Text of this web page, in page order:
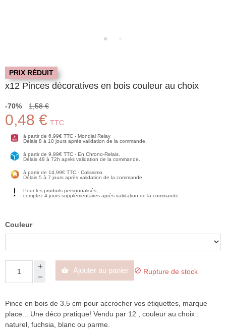
PRIX RÉDUIT
x12 Pinces décoratives en bois couleur au choix
-70% 1,58 €
0,48 € TTC
à partir de 6,99€ TTC - Mondial Relay
Délais 8 à 10 jours après validation de la commande.
à partir de 9,99€ TTC - En Chrono-Relais.
Délais 48 à 72h après validation de la commande.
à partir de 14,99€ TTC - Colissimo
Délais 5 à 7 jours après validation de la commande.
Pour les produits personnalisés
comptez 4 jours supplémentaires après validation de la commande.
Couleur
 Ajouter au panier  Rupture de stock
Pince en bois de 3.5 cm pour accrocher vos étiquettes, marque
place... Une déco pratique! Vendu par 12 , couleur au choix :
naturel, fuchsia, blanc ou parme.